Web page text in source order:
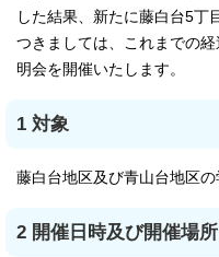
した結果、新たに藤白台5丁
つきましては、これまでの
明会を開催いたします。
1 対象
藤白台地区及び青山台地区
2 開催日時及び開催場所